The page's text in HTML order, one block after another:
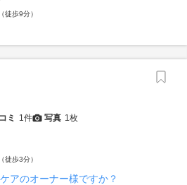
徒歩9分）
ミ 1件 写真 1枚
徒歩3分）
アのオーナー様ですか？